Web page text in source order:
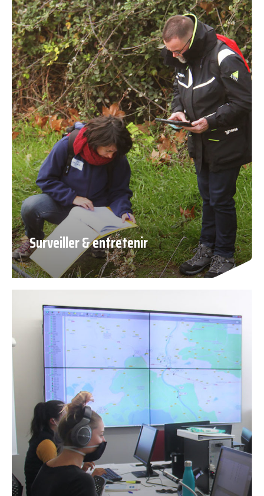
Surveiller & entretenir